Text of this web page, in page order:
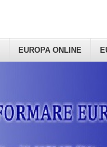
EUROPA ONLINE